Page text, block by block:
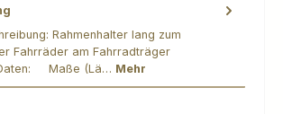
Rahmenhalter lang zum
Fahrräder am Fahrradträger
Maße (Lä… Mehr